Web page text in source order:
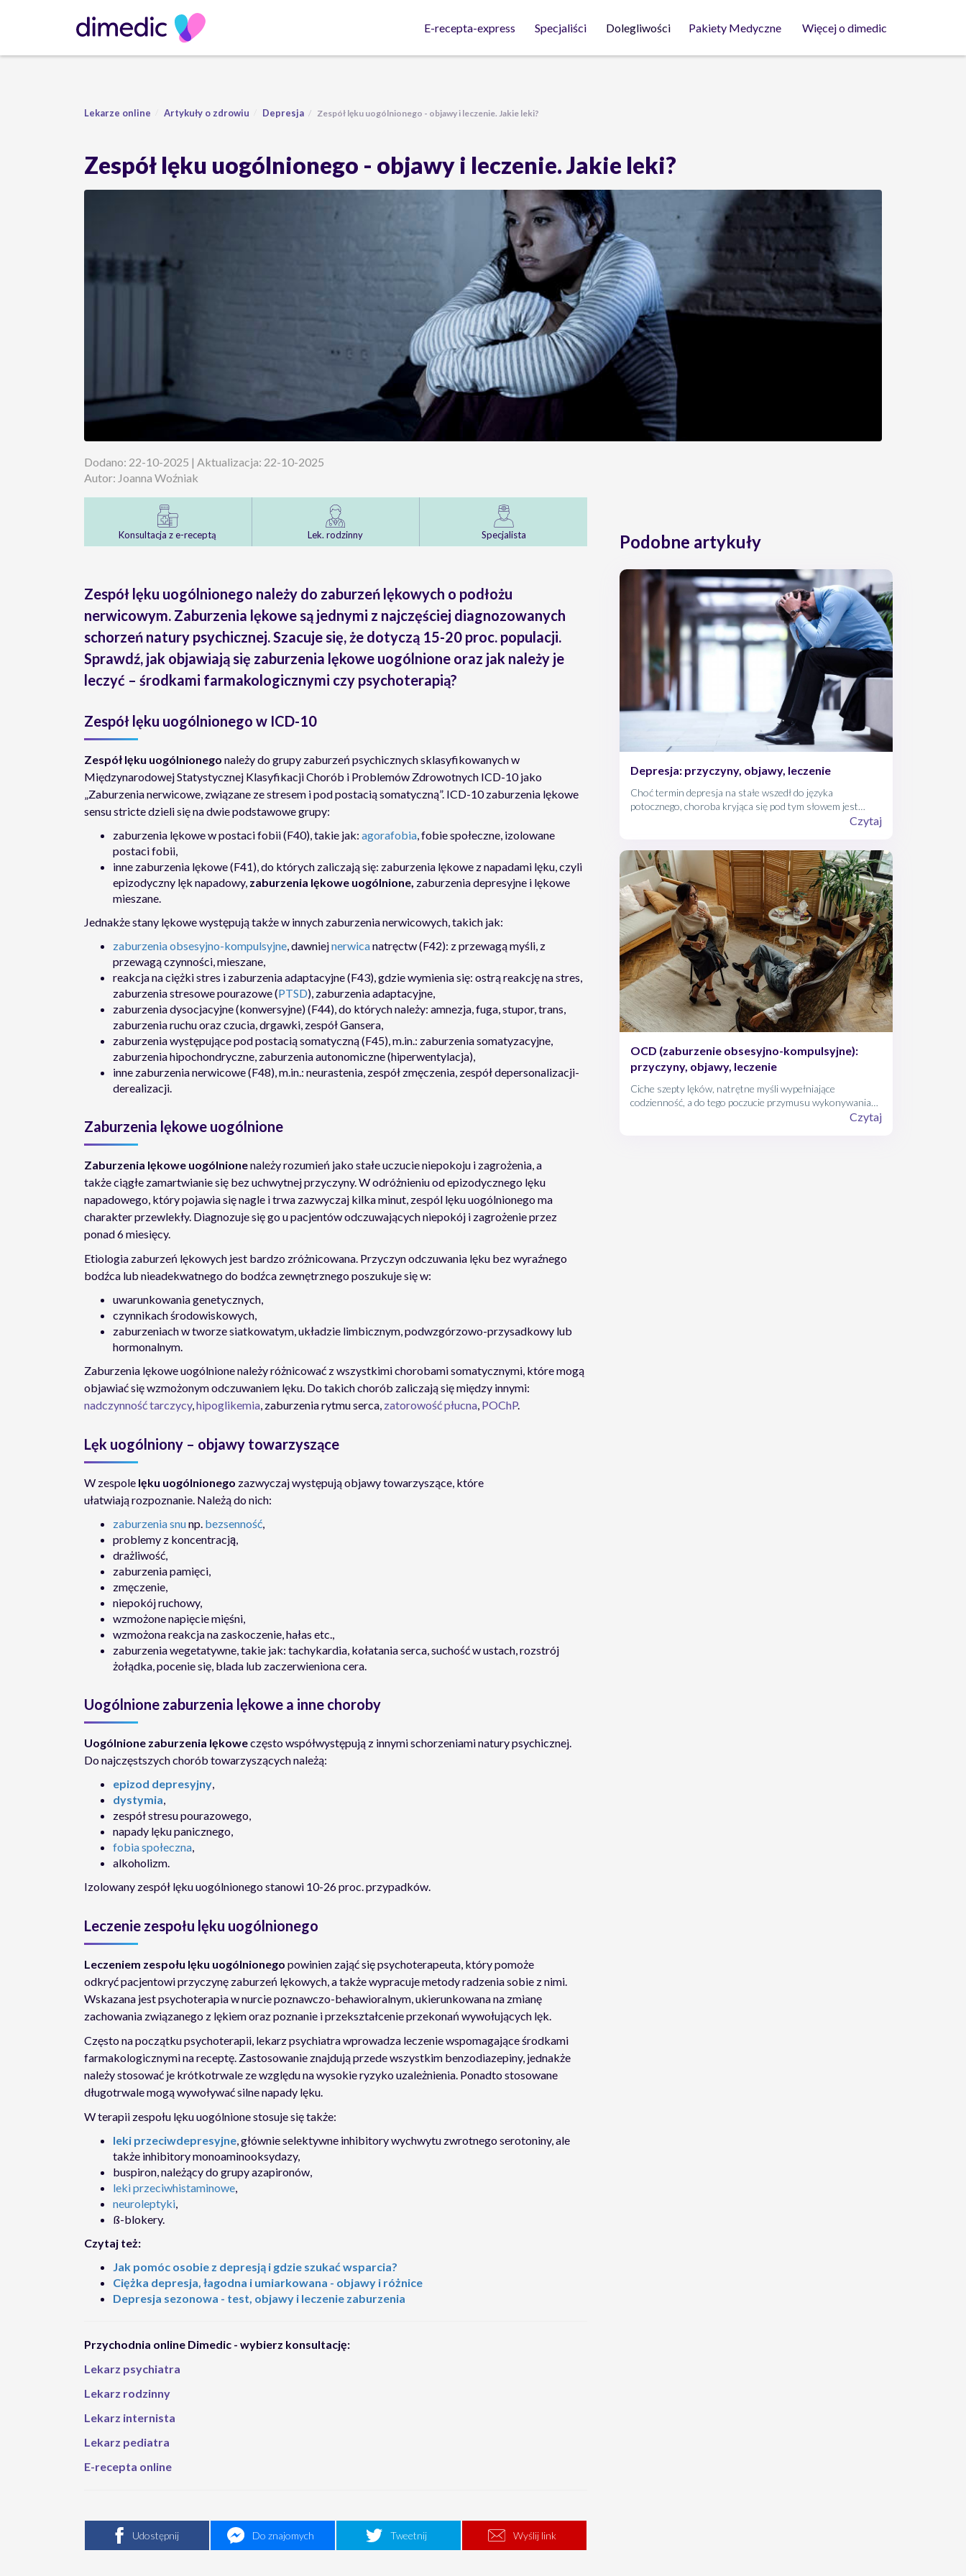
E-recepta-express Specjaliści Dolegliwości Pakiety Medyczne Więcej o dimedic
Lekarze online Artykuły o zdrowiu Depresja Zespół lęku uogólnionego - objawy i leczenie. Jakie leki?
Zespół lęku uogólnionego - objawy i leczenie. Jakie leki?
Dodano: 22-10-2025 | Aktualizacja: 22-10-2025
Autor: Joanna Woźniak
Konsultacja z e-receptą Lek. rodzinny Specjalista
Zespół lęku uogólnionego należy do zaburzeń lękowych o podłożu
nerwicowym. Zaburzenia lękowe są jednymi z najczęściej diagnozowanych
schorzeń natury psychicznej. Szacuje się, że dotyczą 15-20 proc. populacji.
Sprawdź, jak objawiają się zaburzenia lękowe uogólnione oraz jak należy je
leczyć – środkami farmakologicznymi czy psychoterapią?
Zespół lęku uogólnionego w ICD-10
Zespół lęku uogólnionego należy do grupy zaburzeń psychicznych sklasyfikowanych w
Międzynarodowej Statystycznej Klasyfikacji Chorób i Problemów Zdrowotnych ICD-10 jako
„Zaburzenia nerwicowe, związane ze stresem i pod postacią somatyczną”. ICD-10 zaburzenia lękowe
sensu stricte dzieli się na dwie podstawowe grupy:
zaburzenia lękowe w postaci fobii (F40), takie jak: agorafobia, fobie społeczne, izolowane
postaci fobii,
inne zaburzenia lękowe (F41), do których zaliczają się: zaburzenia lękowe z napadami lęku, czyli
epizodyczny lęk napadowy, zaburzenia lękowe uogólnione, zaburzenia depresyjne i lękowe
mieszane.
Jednakże stany lękowe występują także w innych zaburzenia nerwicowych, takich jak:
zaburzenia obsesyjno-kompulsyjne, dawniejnerwicanatręctw (F42): z przewagą myśli, z
przewagą czynności, mieszane,
reakcja na ciężki stres i zaburzenia adaptacyjne (F43), gdzie wymienia się: ostrą reakcję na stres,
zaburzenia stresowe pourazowe (PTSD), zaburzenia adaptacyjne,
zaburzenia dysocjacyjne (konwersyjne) (F44), do których należy: amnezja, fuga, stupor, trans,
zaburzenia ruchu oraz czucia, drgawki, zespół Gansera,
zaburzenia występujące pod postacią somatyczną (F45), m.in.: zaburzenia somatyzacyjne,
zaburzenia hipochondryczne, zaburzenia autonomiczne (hiperwentylacja),
inne zaburzenia nerwicowe (F48), m.in.: neurastenia, zespół zmęczenia, zespół depersonalizacji-
derealizacji.
Zaburzenia lękowe uogólnione
Zaburzenia lękowe uogólnionenależy rozumień jako stałe uczucie niepokoju i zagrożenia, a
także ciągłe zamartwianie się bez uchwytnej przyczyny. W odróżnieniu od epizodycznego lęku
napadowego, który pojawia się nagle i trwa zazwyczaj kilka minut, zespól lęku uogólnionego ma
charakter przewlekły. Diagnozuje się go u pacjentów odczuwających niepokój i zagrożenie przez
ponad 6 miesięcy.
Etiologia zaburzeń lękowych jest bardzo zróżnicowana. Przyczyn odczuwania lęku bez wyraźnego
bodźca lub nieadekwatnego do bodźca zewnętrznego poszukuje się w:
uwarunkowania genetycznych,
czynnikach środowiskowych,
zaburzeniach w tworze siatkowatym, układzie limbicznym, podwzgórzowo-przysadkowy lub
hormonalnym.
Zaburzenia lękowe uogólnione należy różnicować z wszystkimi chorobami somatycznymi, które mogą
objawiać się wzmożonym odczuwaniem lęku. Do takich chorób zaliczają się między innymi:
nadczynność tarczycy,hipoglikemia, zaburzenia rytmu serca, zatorowość płucna, POChP.
Lęk uogólniony – objawy towarzyszące
W zespole lęku uogólnionego zazwyczaj występują objawy towarzyszące, które
ułatwiają rozpoznanie. Należą do nich:
zaburzenia snunp. bezsenność,
problemy z koncentracją,
drażliwość,
zaburzenia pamięci,
zmęczenie,
niepokój ruchowy,
wzmożone napięcie mięśni,
wzmożona reakcja na zaskoczenie, hałas etc.,
zaburzenia wegetatywne, takie jak: tachykardia, kołatania serca, suchość w ustach, rozstrój
żołądka, pocenie się, blada lub zaczerwieniona cera.
Uogólnione zaburzenia lękowe a inne choroby
Uogólnione zaburzenia lękoweczęsto współwystępują z innymi schorzeniami natury psychicznej.
Do najczęstszych chorób towarzyszących należą:
epizod depresyjny,
dystymia,
zespół stresu pourazowego,
napady lęku panicznego,
fobia społeczna,
alkoholizm.
Izolowany zespół lęku uogólnionego stanowi 10-26 proc. przypadków.
Leczenie zespołu lęku uogólnionego
Leczeniem zespołu lęku uogólnionego powinien zająć się psychoterapeuta, który pomoże
odkryć pacjentowi przyczynę zaburzeń lękowych, a także wypracuje metody radzenia sobie z nimi.
Wskazana jest psychoterapia w nurcie poznawczo-behawioralnym, ukierunkowana na zmianę
zachowania związanego z lękiem oraz poznanie i przekształcenie przekonań wywołujących lęk.
Często na początku psychoterapii, lekarz psychiatra wprowadza leczenie wspomagające środkami
farmakologicznymi na receptę. Zastosowanie znajdują przede wszystkim benzodiazepiny, jednakże
należy stosować je krótkotrwale ze względu na wysokie ryzyko uzależnienia. Ponadto stosowane
długotrwale mogą wywoływać silne napady lęku.
W terapii zespołu lęku uogólnione stosuje się także:
leki przeciwdepresyjne, głównie selektywne inhibitory wychwytu zwrotnego serotoniny, ale
także inhibitory monoaminooksydazy,
buspiron, należący do grupy azapironów,
leki przeciwhistaminowe,
neuroleptyki,
ß-blokery.
Czytaj też:
Jak pomóc osobie z depresją i gdzie szukać wsparcia?
Ciężka depresja, łagodna i umiarkowana - objawy i różnice
Depresja sezonowa - test, objawy i leczenie zaburzenia
Przychodnia online Dimedic - wybierz konsultację:
Lekarz psychiatra
Lekarz rodzinny
Lekarz internista
Lekarz pediatra
E-recepta online
Udostępnij Do znajomych Tweetnij Wyślij link
Podobne artykuły
Depresja: przyczyny, objawy, leczenie
Choć termin depresja na stałe wszedł do języka
potocznego, choroba kryjąca się pod tym słowem jest
poważnym zaburzeniem o udokumentowanym wpływie na
Czytaj
OCD (zaburzenie obsesyjno-kompulsyjne):
przyczyny, objawy, leczenie
Ciche szepty lęków, natrętne myśli wypełniające
codzienność, a do tego poczucie przymusu wykonywania
pewnych czynności, choć rozum mówi, że to irracjonalne…
Czytaj